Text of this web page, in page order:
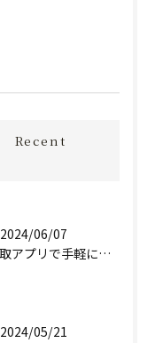
Recent
2024/06/07
買取アプリで手軽に現金化！あなたの不要品が宝物に変わる方法とは？
2024/05/21